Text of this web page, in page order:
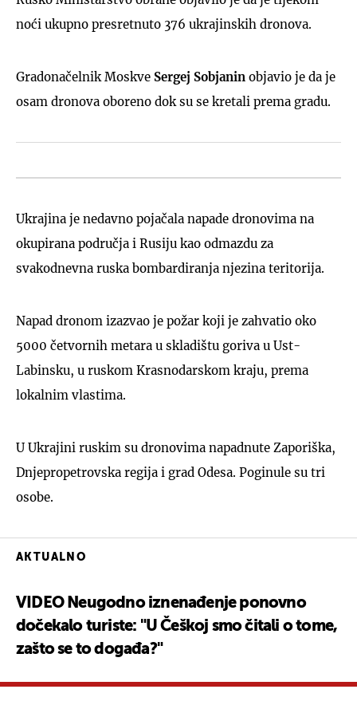
noći ukupno presretnuto 376 ukrajinskih dronova.
Gradonačelnik Moskve Sergej Sobjanin objavio je da je
osam dronova oboreno dok su se kretali prema gradu.
Ukrajina je nedavno pojačala napade dronovima na
okupirana područja i Rusiju kao odmazdu za
svakodnevna ruska bombardiranja njezina teritorija.
Napad dronom izazvao je požar koji je zahvatio oko
5000 četvornih metara u skladištu goriva u Ust-
Labinsku, u ruskom Krasnodarskom kraju, prema
lokalnim vlastima.
U Ukrajini ruskim su dronovima napadnute Zaporiška,
Dnjepropetrovska regija i grad Odesa. Poginule su tri
osobe.
AKTUALNO
VIDEO Neugodno iznenađenje ponovno
dočekalo turiste: "U Češkoj smo čitali o tome,
zašto se to događa?"